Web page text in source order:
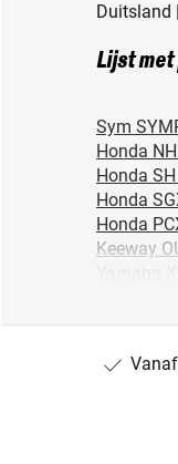
Duitsland
Lijst met
Sym
Honda
Honda
Honda
Honda
Keeway
Honda
Honda
Honda